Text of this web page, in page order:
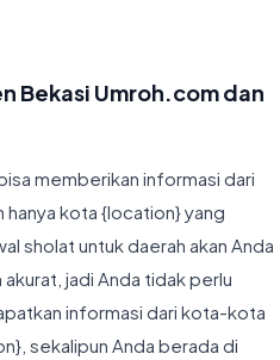
Bekasi Umroh.com dan
memberikan informasi dari
hanya kota {location} yang
sholat untuk daerah akan Anda
jadi Anda tidak perlu
informasi dari kota-kota
sekalipun Anda berada di